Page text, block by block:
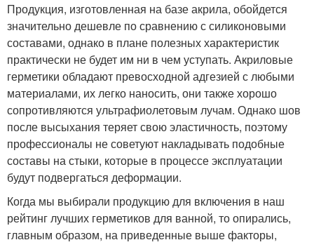
Продукция, изготовленная на базе акрила, обойдется
значительно дешевле по сравнению с силиконовыми
составами, однако в плане полезных характеристик
практически не будет им ни в чем уступать. Акриловые
герметики обладают превосходной адгезией с любыми
материалами, их легко наносить, они также хорошо
сопротивляются ультрафиолетовым лучам. Однако шов
после высыхания теряет свою эластичность, поэтому
профессионалы не советуют накладывать подобные
составы на стыки, которые в процессе эксплуатации
будут подвергаться деформации.
Когда мы выбирали продукцию для включения в наш
рейтинг лучших герметиков для ванной, то опирались,
главным образом, на приведенные выше факторы,